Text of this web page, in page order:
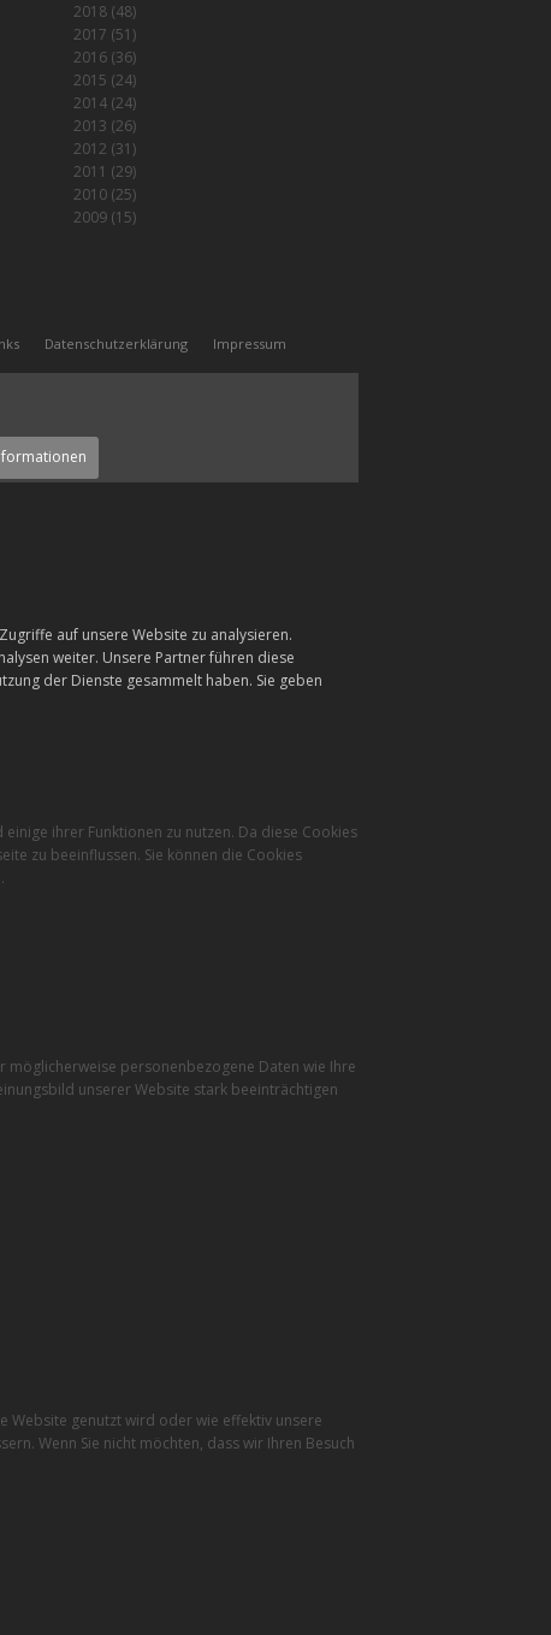
2018(48)
2017 (51)
2016(36)
2015 (24)
2014(24)
2013 (26)
2012 (31)
2011 (29)
2010(25)
2009(15)
Datenschutzerklärung Impressum
auf unsere Website zu analysieren.
weiter. Unsere Partner führen diese
der Dienste gesammelt haben. Sie geben
ihrer Funktionen zu nutzen. Da diese Cookies
zu beeinflussen. Sie können die Cookies
personenbezogene Daten wie Ihre
unserer Website stark beeinträchtigen
Website genutzt wird oder wie effektiv unsere
Wenn Sie nicht möchten, dass wir Ihren Besuch